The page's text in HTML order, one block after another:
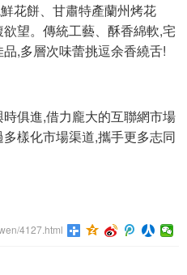
花餅、甘肅特產蘭州烤花
望。傳統工藝、酥香綿軟,宅
,多層次味蕾挑逗余香繞舌!
俱進,借力龐大的互聯網市場
樣化市場渠道,攜手更多志同
4127.html